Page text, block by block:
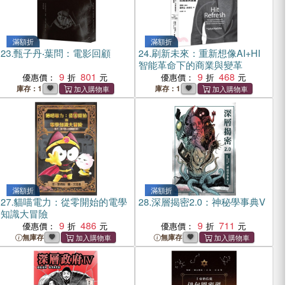
滿額折
23.甄子丹‧葉問：電影回顧
優惠價： 9 801
庫存：1
滿額折
24.刷新未來：重新想像AI+HI
智能革命下的商業與變革
優惠價： 9 468
庫存：1
滿額折
27.貓喵電力：從零開始的電學
知識大冒險
優惠價： 9 486
無庫存
滿額折
28.深層揭密2.0：神秘學事典V
優惠價： 9 711
無庫存